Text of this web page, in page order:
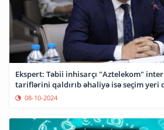
Ekspert: Təbii inhisarçı "Aztelekom"
tariflərini qaldırıb əhaliyə isə seçim yeri
08-10-2024